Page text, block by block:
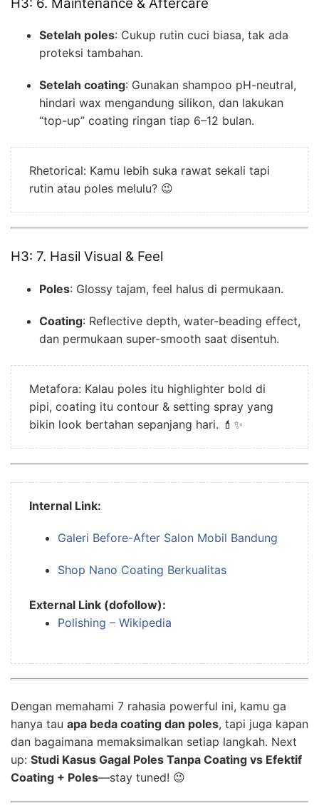
Setelah poles: Cukup rutin cuci biasa, tak ada
proteksi tambahan.
Setelah coating: Gunakan shampoo pH-neutral,
hindari wax mengandung silikon, dan lakukan
“top-up” coating ringan tiap 6–12 bulan.
Rhetorical: Kamu lebih suka rawat sekali tapi
rutin atau poles melulu? 😉
H3: 7. Hasil Visual & Feel
Poles: Glossy tajam, feel halus di permukaan.
Coating: Reflective depth, water-beading effect,
dan permukaan super-smooth saat disentuh.
Metafora: Kalau poles itu highlighter bold di
pipi, coating itu contour & setting spray yang
bikin look bertahan sepanjang hari. 💄✨
Internal Link:
Galeri Before-After Salon Mobil Bandung
Shop Nano Coating Berkualitas
External Link (dofollow):
Polishing – Wikipedia
Dengan memahami 7 rahasia powerful ini, kamu ga
hanya tau apa beda coating dan poles, tapi juga kapan
dan bagaimana memaksimalkan setiap langkah. Next
up: Studi Kasus Gagal Poles Tanpa Coating vs Efektif
Coating + Poles—stay tuned! 😉